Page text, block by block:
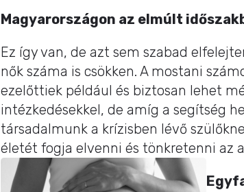
Magyarországon az elmúlt
Ez így van, de azt sem szabad
nők száma is csökken. A mostani
ezelőttiek például és biztosan lehet
intézkedésekkel, de amíg a segítség
társadalmunk a krízisben lévő
életét fogja elvenni és tönkretenni az